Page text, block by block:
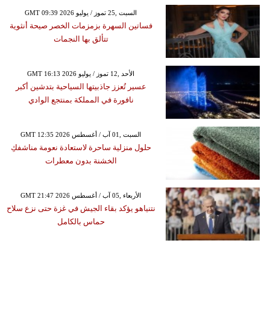
GMT 09:39 2026 السبت ,25 تموز / يوليو
فساتين السهرة بزمزمات الخصر صيحة أنثوية
تتألق بها النجمات
GMT 16:13 2026 الأحد ,12 تموز / يوليو
عسير تُعزز جاذبيتها السياحية بتدشين أكبر
نافورة في المملكة بمنتجع الوادي
GMT 12:35 2026 السبت ,01 آب / أغسطس
حلول منزلية ساحرة لاستعادة نعومة مناشفكِ
الخشنة بدون معطرات
GMT 21:47 2026 الأربعاء ,05 آب / أغسطس
نتنياهو يؤكد بقاء الجيش في غزة حتى نزع سلاح
حماس بالكامل